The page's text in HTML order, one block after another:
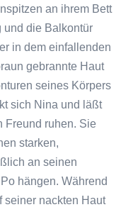
an ihrem Bett
und die Balkontür
in dem einfallenden
gebrannte Haut
seines Körpers
sich Nina und läßt
Freund ruhen. Sie
starken,
an seinen
hängen. Während
seiner nackten Haut